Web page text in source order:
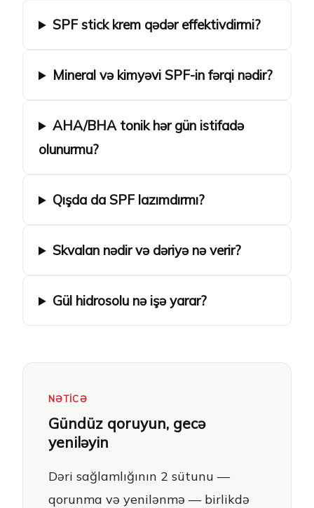
SPF stick krem qədər effektivdirmi?
Mineral və kimyəvi SPF-in fərqi nədir?
AHA/BHA tonik hər gün istifadə
olunurmu?
Qışda da SPF lazımdırmı?
Skvalan nədir və dəriyə nə verir?
Gül hidrosolu nə işə yarar?
NƏTICƏ
Gündüz qoruyun, gecə
yeniləyin
Dəri sağlamlığının 2 sütunu —
qorunma və yenilənmə — birlikdə